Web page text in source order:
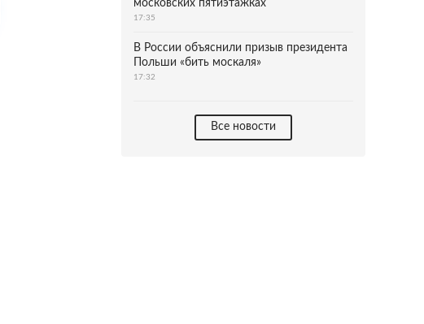
московских пятиэтажках
17:35
В России объяснили призыв президента
Польши «бить москаля»
17:32
Все новости